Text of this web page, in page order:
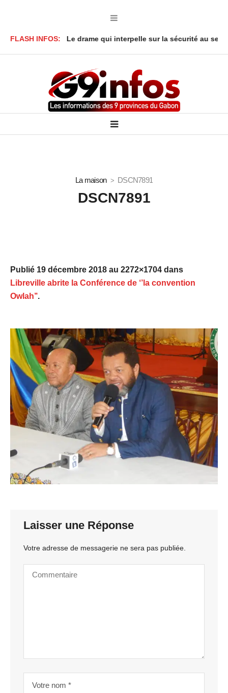
FLASH INFOS:
Lambaréné : Le drame qui interpelle sur la sécurité au sein des
La maison DSCN7891
DSCN7891
Publié 19 décembre 2018 au 2272×1704 dans
Libreville abrite la Conférence de ‘’la convention
Owlah’’.
Laisser une Réponse
Votre adresse de messagerie ne sera pas publiée.